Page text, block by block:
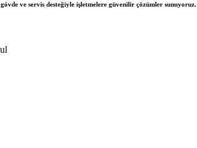
ve servis desteğiyle işletmelere güvenilir çözümler sunuyoruz.